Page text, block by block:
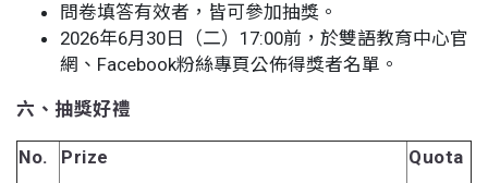
問卷填答有效者，皆可參加抽獎。
2026年6月30日（二）17:00前，於雙語教育中心官
網、Facebook粉絲專頁公佈得獎者名單。
六、抽獎好禮
No. Prize Quota